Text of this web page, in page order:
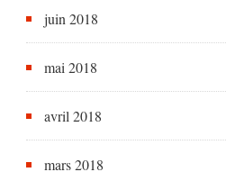
juin 2018
mai 2018
avril 2018
mars 2018